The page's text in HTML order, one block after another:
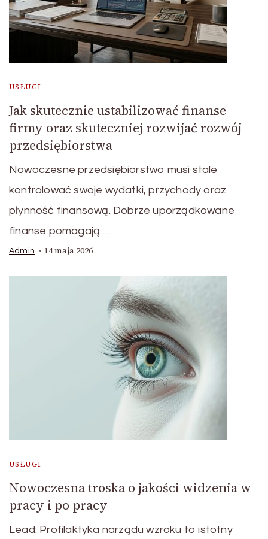
USŁUGI
Jak skutecznie ustabilizować finanse
firmy oraz skuteczniej rozwijać rozwój
przedsiębiorstwa
Nowoczesne przedsiębiorstwo musi stale
kontrolować swoje wydatki, przychody oraz
płynność finansową. Dobrze uporządkowane
finanse pomagają …
Admin 14 maja 2026
USŁUGI
Nowoczesna troska o jakości widzenia w
pracy i po pracy
Lead: Profilaktyka narządu wzroku to istotny